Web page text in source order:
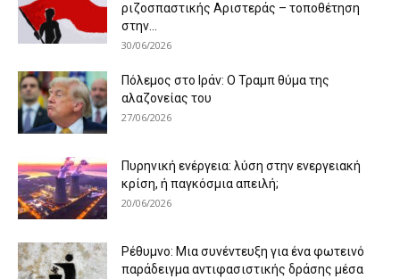
ριζοσπαστικής Αριστεράς – τοποθέτηση
στην...
30/06/2026
Πόλεμος στο Ιράν: Ο Τραμπ θύμα της
αλαζονείας του
27/06/2026
Πυρηνική ενέργεια: λύση στην ενεργειακή
κρίση, ή παγκόσμια απειλή;
20/06/2026
Ρέθυμνο: Μια συνέντευξη για ένα φωτεινό
παράδειγμα αντιφασιστικής δράσης μέσα